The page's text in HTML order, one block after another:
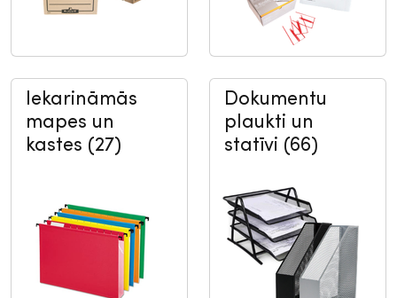
Iekarināmās
mapes un
kastes (27)
Dokumentu
plaukti un
statīvi (66)